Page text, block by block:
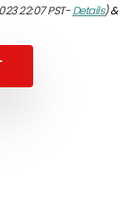
22:07 PST-Details)&